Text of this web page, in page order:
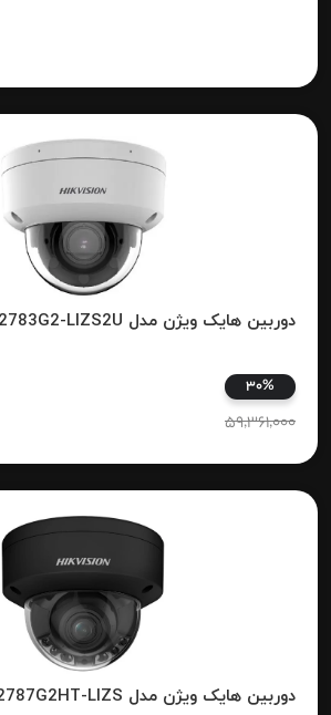
دوربین هایک ویژن مدل DS-2CD2783G2-LIZS2U
30%
59,361,000
دوربین هایک ویژن مدل DS-2CD2787G2HT-LIZS